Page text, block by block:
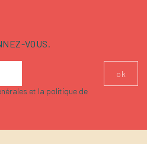
VOUS.
et la politique de